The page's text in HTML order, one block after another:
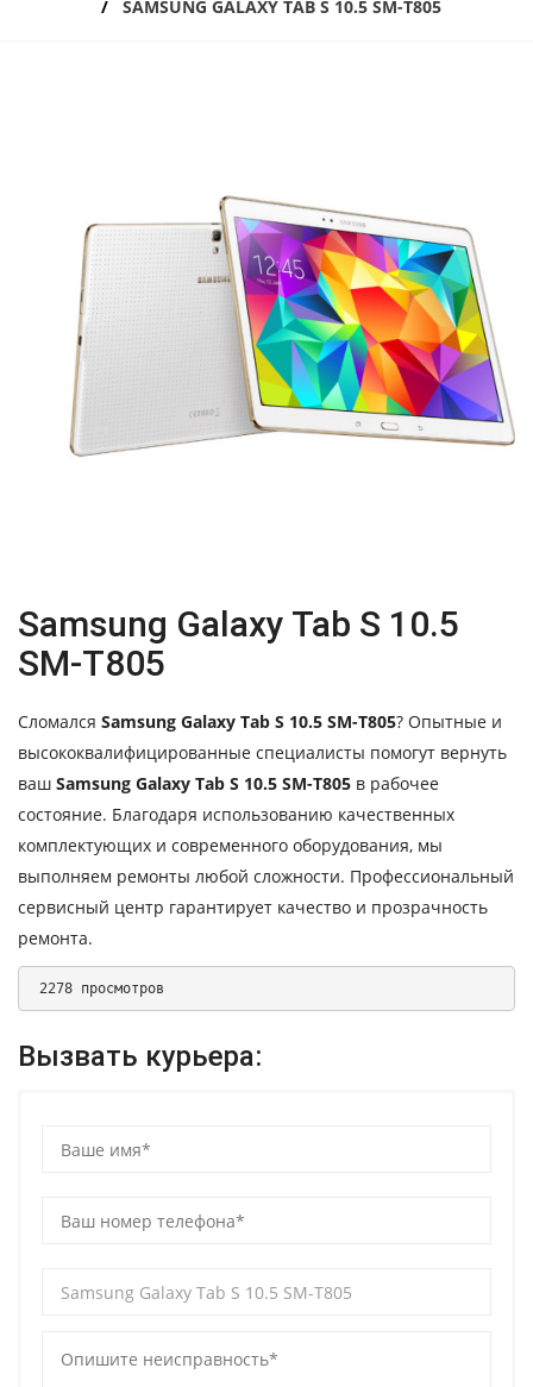
SAMSUNG GALAXY TAB S 10.5 SM-T805
Samsung Galaxy Tab S 10.5
SM-T805
Сломался Samsung Galaxy Tab S 10.5 SM-T805? Опытные и
высококвалифицированные специалисты помогут вернуть
ваш Samsung Galaxy Tab S 10.5 SM-T805 в рабочее
состояние. Благодаря использованию качественных
комплектующих и современного оборудования, мы
выполняем ремонты любой сложности. Профессиональный
сервисный центр гарантирует качество и прозрачность
ремонта.
2278 просмотров
Вызвать курьера: